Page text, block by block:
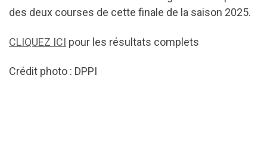
des deux courses de cette finale de la saison 2025.
CLIQUEZ ICI pour les résultats complets
Crédit photo : DPPI